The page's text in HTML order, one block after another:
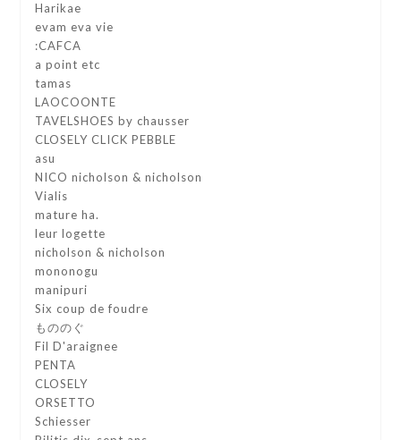
Harikae
evam eva vie
:CAFCA
a point etc
tamas
LAOCOONTE
TAVELSHOES by chausser
CLOSELY CLICK PEBBLE
asu
NICO nicholson & nicholson
Vialis
mature ha.
leur logette
nicholson & nicholson
mononogu
manipuri
Six coup de foudre
もののぐ
Fil D'araignee
PENTA
CLOSELY
ORSETTO
Schiesser